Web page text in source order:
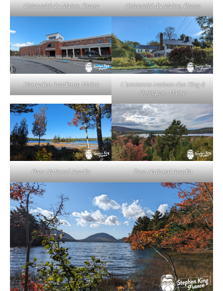
Université du Maine, Orono Université du Maine, Orono
Hampden Academy, Maine
L’ancienne maison des King à
Orrington, Maine
Parc National Acadia Parc National Acadia